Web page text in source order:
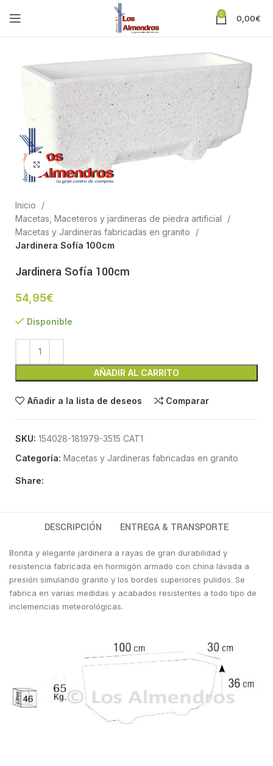
0 0,00€
Clic para ampliar
Inicio
Macetas, Maceteros y jardineras de piedra artificial
Macetas y Jardineras fabricadas en granito
Jardinera Sofía 100cm
Jardinera Sofía 100cm
54,95€
Disponible
AÑADIR AL CARRITO
Añadir a la lista de deseos Comparar
SKU: 154028-181979-3515 CAT1
Categoría: Macetas y Jardineras fabricadas en granito
Share:
DESCRIPCIÓN ENTREGA & TRANSPORTE
Bonita y elegante jardinera a rayas de gran durabilidad y
resistencia fabricada en hormigón armado con china lavada a
presión simulando granito y los bordes superiores pulidos. Se
fabrica en varias medidas y acabados resistentes a todo tipo de
inclemencias meteorológicas.